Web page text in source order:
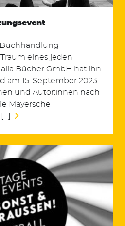
eines jeden
Bücher GmbH hat ihn
am 15. September 2023
und Autor:innen nach
Mayersche